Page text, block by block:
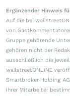
Ergänzender Hinweis
Auf die bei
von
Gruppe gehörende
gehören nicht der
ausschließlich die
wallstreetONLINE
Smartbroker Holding
ihrer Mitarbeiter